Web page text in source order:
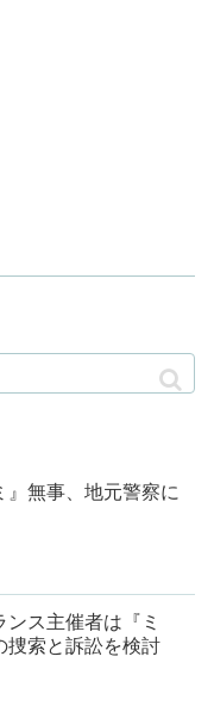
』無事、地元警察に
ス主催者は『ミ
捜索と訴訟を検討